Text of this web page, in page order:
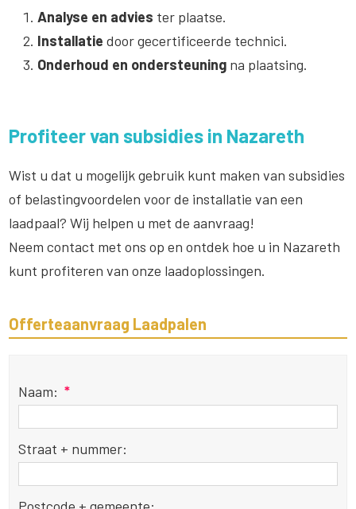
Analyse en advies ter plaatse.
Installatie door gecertificeerde technici.
Onderhoud en ondersteuning na plaatsing.
Profiteer van subsidies in Nazareth
Wist u dat u mogelijk gebruik kunt maken van subsidies
of belastingvoordelen voor de installatie van een
laadpaal? Wij helpen u met de aanvraag!
Neem contact met ons op en ontdek hoe u in Nazareth
kunt profiteren van onze laadoplossingen.
Offerteaanvraag Laadpalen
Naam: *
Straat + nummer: